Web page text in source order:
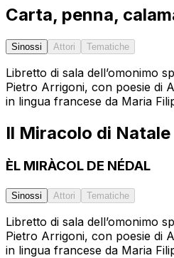
Carta, penna,
Sinossi Attori Tematiche
Libretto di sala dell’omonimo
Pietro Arrigoni, con poesie di
in lingua francese da Maria
Il Miracolo di Natale
ÈL MIRÀCOL DE NÉDAL
Sinossi Attori Tematiche
Libretto di sala dell’omonimo
Pietro Arrigoni, con poesie di
in lingua francese da Maria